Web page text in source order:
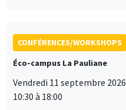
CONFÉRENCES/WORKSHOPS
Éco-campus La Pauliane
Vendredi 11 septembre 2026
10:30 à 18:00